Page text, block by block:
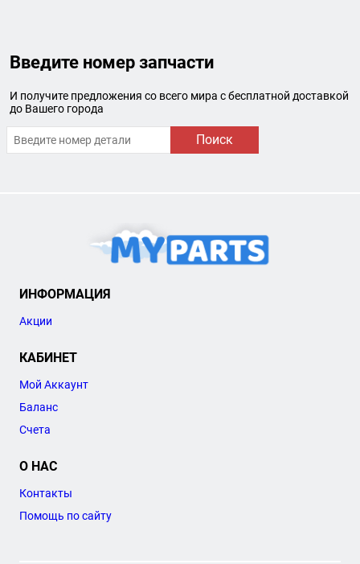
Введите номер запчасти
И получите предложения со всего мира с бесплатной доставкой
до Вашего города
Поиск
ИНФОРМАЦИЯ
Акции
КАБИНЕТ
Мой Аккаунт
Баланс
Счета
О НАС
Контакты
Помощь по сайту